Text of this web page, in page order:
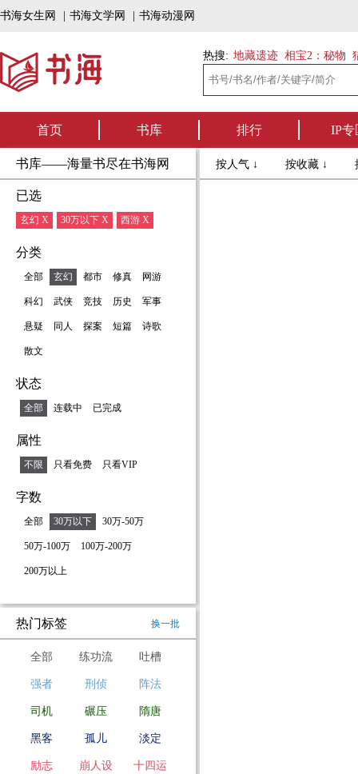
书海女生网 书海文学网 书海动漫网
热搜: 地藏遗迹 相宝2：秘物
首页 书库 排行 IP专
书库——海量书尽在书海网
已选
玄幻 X 30万以下 X 西游 X
分类
全部 玄幻 都市 修真 网游
科幻 武侠 竞技 历史 军事
悬疑 同人 探案 短篇 诗歌
散文
状态
全部 连载中 已完成
属性
不限 只看免费 只看VIP
字数
全部 30万以下 30万-50万
50万-100万 100万-200万
200万以上
热门标签 换一批
全部 练功流 吐槽
强者 刑侦 阵法
司机 碾压 隋唐
黑客 孤儿 淡定
励志 崩人设 十四运
按人气 ↓ 按收藏 ↓